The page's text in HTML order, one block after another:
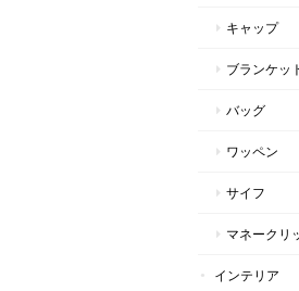
キャップ
ブランケッ
バッグ
ワッペン
サイフ
マネークリ
インテリア